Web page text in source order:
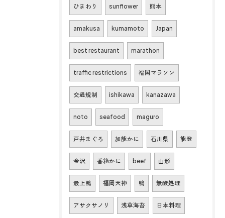
ひまわり sunflower 熊本
amakusa kumamoto Japan
best restaurant marathon
traffic restrictions 福岡マラソン
交通規制 ishikawa kanazawa
noto seafood maguro
戸井まぐろ 加能かに 石川県 能登
金沢 香箱かに beef 山形
最上鴨 福岡天神 鴨 無酸処理
アサクサノリ 浅草海苔 日本料理